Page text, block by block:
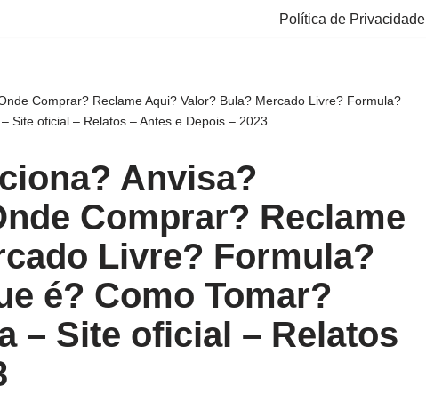
Política de Privacidade
Comprar? Reclame Aqui? Valor? Bula? Mercado Livre? Formula?
Site oficial – Relatos – Antes e Depois – 2023
Anvisa?
Comprar? Reclame
Livre? Formula?
é? Como Tomar?
– Site oficial – Relatos